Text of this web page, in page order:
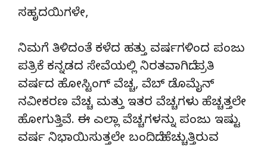
ಸಹೃದಯಿಗಳೇ,
ನಿಮಗೆ ತಿಳಿದಂತೆ ಕಳೆದ ಹತ್ತು ವರ್ಷಗಳಿಂದ ಪಂಜು
ಪತ್ರಿಕೆ ಕನ್ನಡದ ಸೇವೆಯಲ್ಲಿ ನಿರತವಾಗಿದೆ. ಪ್ರತಿ
ವರ್ಷದ ಹೋಸ್ಟಿಂಗ್‌ ವೆಚ್ಚ, ವೆಬ್‌ ಡೊಮೈನ್‌
ನವೀಕರಣ ವೆಚ್ಚ ಮತ್ತು ಇತರ ವೆಚ್ಚಗಳು ಹೆಚ್ಚತ್ತಲೇ
ಹೋಗುತ್ತಿವೆ. ಈ ಎಲ್ಲಾ ವೆಚ್ಚಗಳನ್ನು ಪಂಜು ಇಷ್ಟು
ವರ್ಷ ನಿಭಾಯಿಸುತ್ತಲೇ ಬಂದಿದೆ. ಹೆಚ್ಚುತ್ತಿರುವ